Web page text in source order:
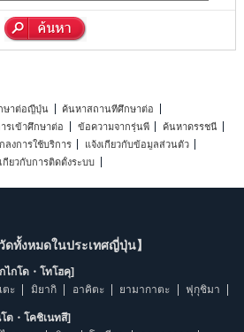
ษาต่อญี่ปุ่น
ค้นหาสถานที่ศึกษาต่อ
รเข้าศึกษาต่อ
ข้อความจากรุ่นพี่
ค้นหาดรรชนี
ลงการใช้บริการ
แจ้งเกี่ยวกับข้อมูลส่วนตัว
เกี่ยวกับการติดตั้งระบบ
ดทั้งหมดในประเทศญี่ปุ่น】
ไกโด・โทโฮคุ]
ตะ มิยากิ อาคิตะ ยามากาตะ ฟุกุชิมา
ต・โคชิเนทสึ]